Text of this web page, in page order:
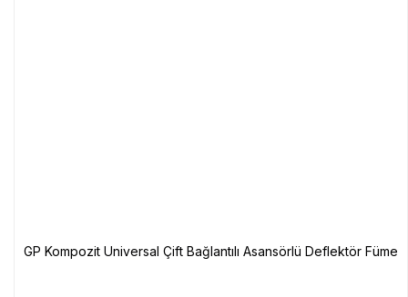
GP Kompozit Universal Çift Bağlantılı Asansörlü Deflektör Füme